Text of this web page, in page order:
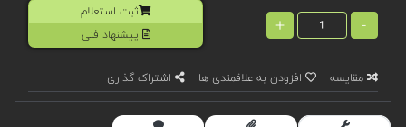
-
+
ثبت استعلام
پیشنهاد فنی
مقایسه افزودن به علاقمندی ها اشتراک گذاری